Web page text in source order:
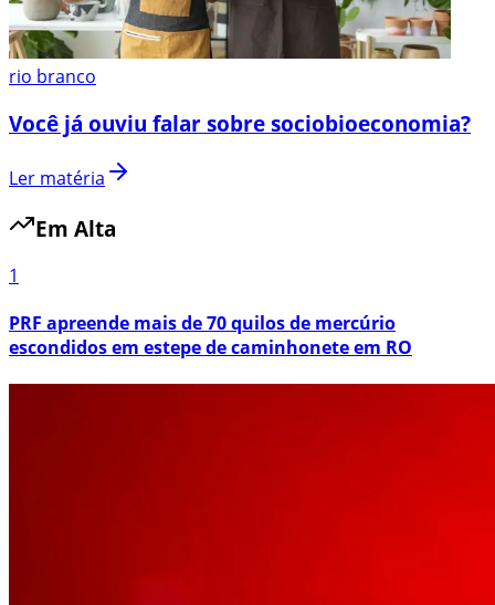
rio branco
Você já ouviu falar sobre sociobioeconomia?
Ler matéria
Em Alta
1
PRF apreende mais de 70 quilos de mercúrio
escondidos em estepe de caminhonete em RO